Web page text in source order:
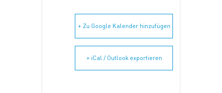
+ Zu Google Kalender hinzufügen
+ iCal / Outlook exportieren